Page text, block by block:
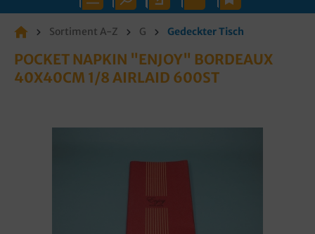
Sortiment A-Z G Gedeckter Tisch
POCKET NAPKIN "ENJOY" BORDEAUX
40X40CM 1/8 AIRLAID 600ST